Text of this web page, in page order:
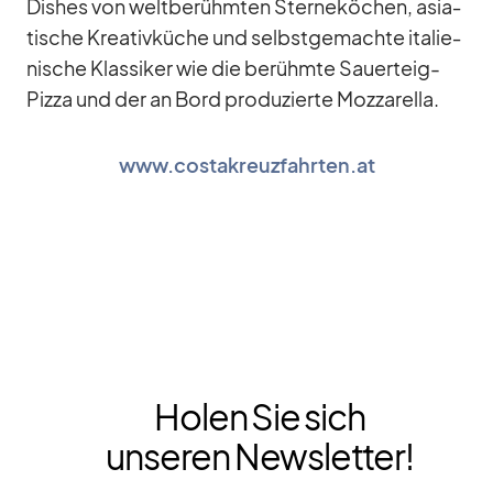
Dis­hes von welt­be­rühm­ten Ster­ne­kö­chen, asia­
ti­sche Krea­tiv­kü­che und selbst­ge­machte ita­lie­
ni­sche Klas­si­ker wie die be­rühmte Sau­er­teig-
Pizza und der an Bord pro­du­zierte Moz­za­rella.
www.costakreuzfahrten.at
Holen Sie sich
unseren Newsletter!